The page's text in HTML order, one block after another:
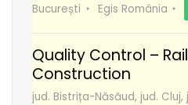
București Egis România
Quality Control –
Construction
jud. Bistrița-Năsăud, jud. Cluj,